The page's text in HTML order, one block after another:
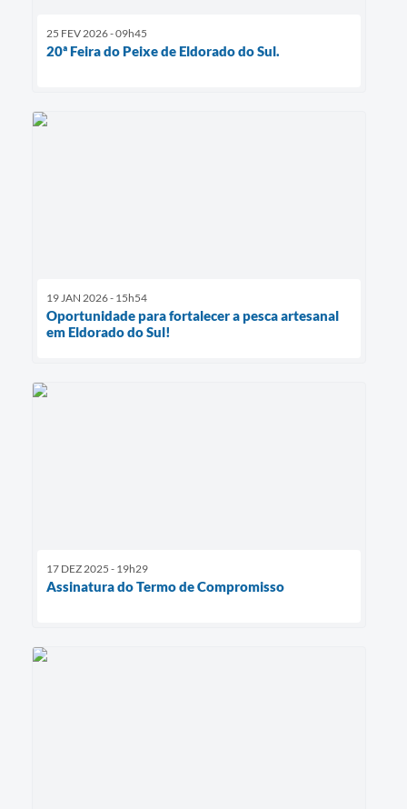
25 FEV 2026 - 09h45
20ª Feira do Peixe de Eldorado do Sul.
19 JAN 2026 - 15h54
Oportunidade para fortalecer a pesca artesanal
em Eldorado do Sul!
17 DEZ 2025 - 19h29
Assinatura do Termo de Compromisso